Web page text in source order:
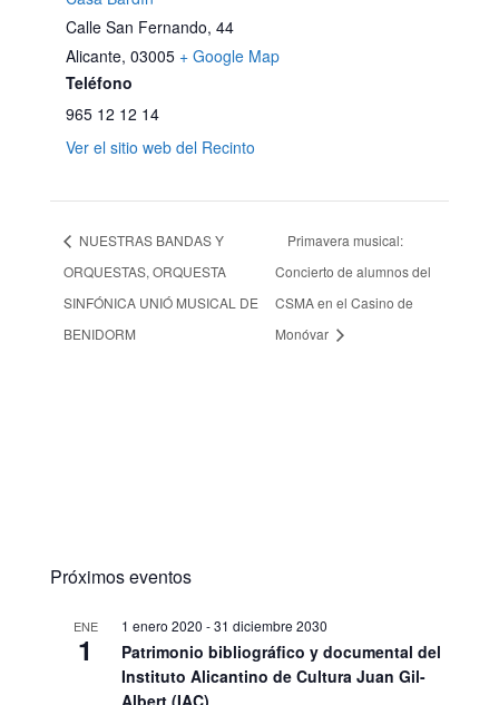
Calle San Fernando, 44
Alicante, 03005 + Google Map
Teléfono
965 12 12 14
Ver el sitio web del Recinto
NUESTRAS BANDAS Y
ORQUESTAS, ORQUESTA
SINFÓNICA UNIÓ MUSICAL DE
BENIDORM
Primavera musical:
Concierto de alumnos del
CSMA en el Casino de
Monóvar
Próximos eventos
ENE
1
1 enero 2020 -31 diciembre 2030
Patrimonio bibliográfico y documental del
Instituto Alicantino de Cultura Juan Gil-
Albert (IAC)